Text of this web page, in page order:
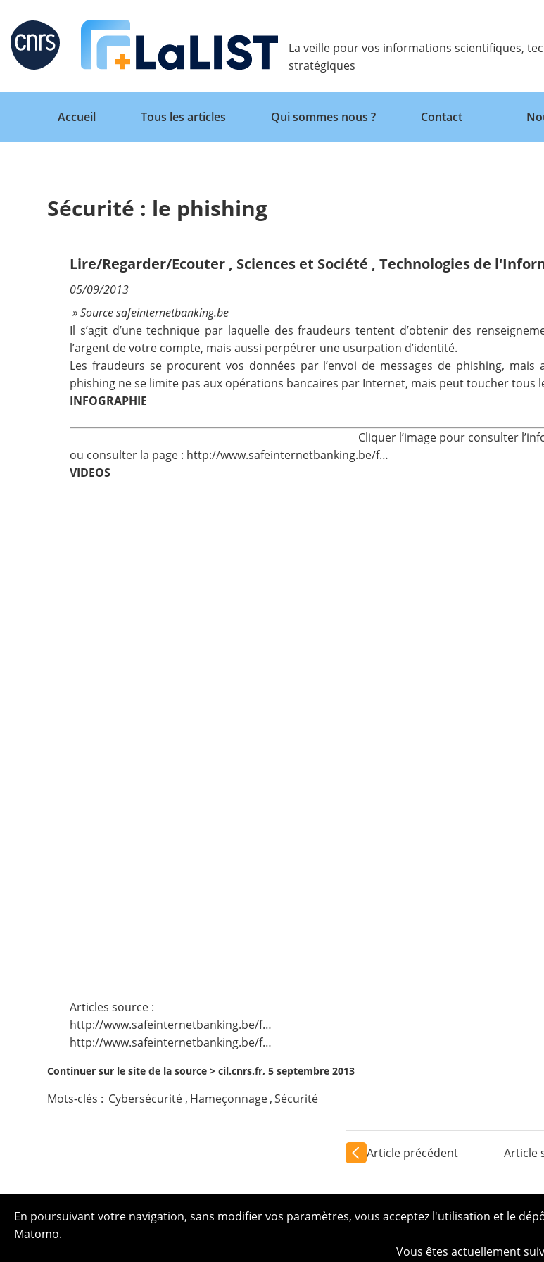
Retour
Accueil
Qui sommes nous ?
Nous suivre
La veille pour vos informations scientifiques,
stratégiques
Retour
Accueil Tous les articles Qui sommes nous ? Contact
Sécurité : le phishing
Lire/Regarder/Ecouter , Sciences et Société ,Technologies de
05/09/2013
» Source safeinternetbanking.be
Il s’agit d’une technique par laquelle des fraudeurs tentent d’obtenir des
l’argent de votre compte, mais aussi perpétrer une usurpation d’identité.
Les fraudeurs se procurent vos données par l’envoi de messages de phishing,
phishing ne se limite pas aux opérations bancaires par Internet, mais peut toucher tous
INFOGRAPHIE
Cliquer l’image pour consulter
ou consulter la page : http://www.safeinternetbanking.be/f…
VIDEOS
Articles source :
http://www.safeinternetbanking.be/f…
http://www.safeinternetbanking.be/f…
Continuer sur le site de la source >cil.cnrs.fr, 5 septembre 2013
Mots-clés : Cybersécurité , Hameçonnage,Sécurité
Article précédent Article
En poursuivant votre navigation, sans modifier vos paramètres, vous acceptez l'utilisation et le
Matomo.
Vous êtes actuellement